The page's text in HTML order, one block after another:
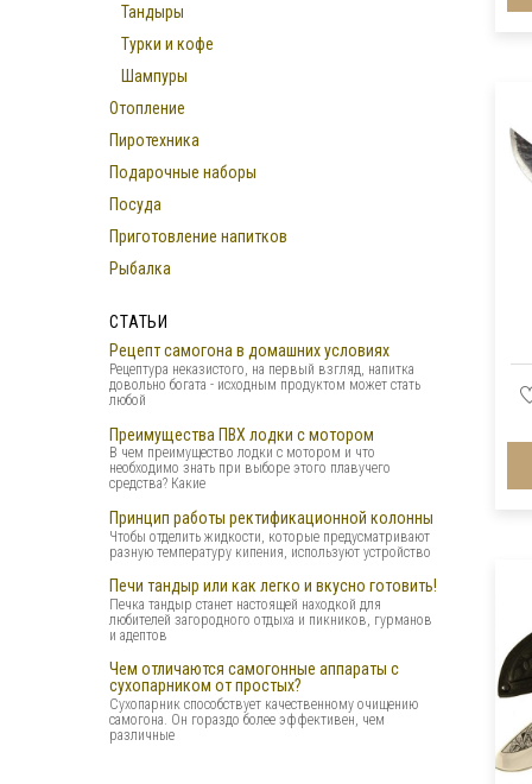
Тандыры
Турки и кофе
Шампуры
Отопление
Пиротехника
Подарочные наборы
Посуда
Приготовление напитков
Рыбалка
СТАТЬИ
Рецепт самогона в домашних условиях
Рецептура неказистого, на первый взгляд, напитка
довольно богата - исходным продуктом может стать
любой
Преимущества ПВХ лодки с мотором
В чем преимущество лодки с мотором и что
необходимо знать при выборе этого плавучего
средства? Какие
Принцип работы ректификационной колонны
Чтобы отделить жидкости, которые предусматривают
разную температуру кипения, используют устройство
Печи тандыр или как легко и вкусно готовить!
Печка тандыр станет настоящей находкой для
любителей загородного отдыха и пикников, гурманов
и адептов
Чем отличаются самогонные аппараты с
сухопарником от простых?
Сухопарник способствует качественному очищению
самогона. Он гораздо более эффективен, чем
различные